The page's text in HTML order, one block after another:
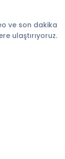
ve son dakika
ulaştırıyoruz.